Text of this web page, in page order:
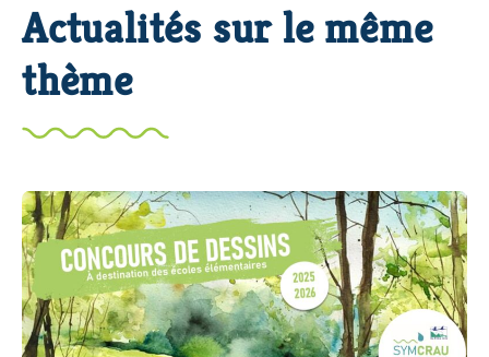
Actualités sur le même
thème